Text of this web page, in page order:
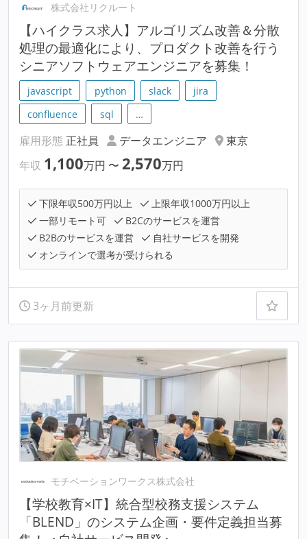
株式会社リクルート
【ハイクラス求人】アルゴリズム改善＆分散
処理の最適化により、プロダクト改善を行う
シニアソフトウェアエンジニアを募集！
javascript python slack
jira
confluence
sql …
雇用形態 正社員 データエンジニア
東京
年収 1,100万円 〜 2,570万円
下限年収500万円以上
上限年収1000万円以上
一部リモート可
B2Cのサービスを運営
B2Bのサービスを運営
自社サービスを開発
オンラインで選考が受けられる
3ヶ月前更新
モチベーションワークス株式会社
【学校教育×IT】統合型校務支援システム
「BLEND」のシステム企画・要件定義担当募